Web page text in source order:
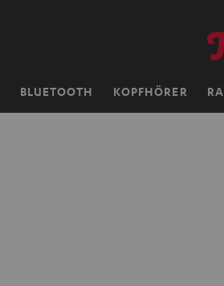
BLUETOOTH KOPFHÖRER